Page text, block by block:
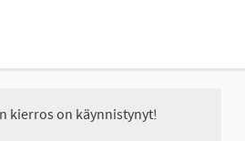
kierros on käynnistynyt!